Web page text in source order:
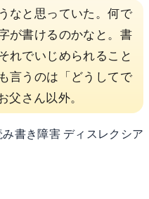
なと思っていた。何で
が書けるのかなと。書
れでいじめられること
言うのは「どうしてで
父さん以外。
書き障害 ディスレクシア